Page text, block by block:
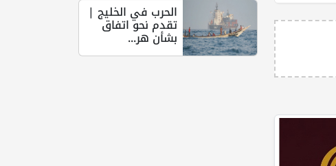
الحرب في الخليج |
تقدم نحو اتفاق
بشأن هر...